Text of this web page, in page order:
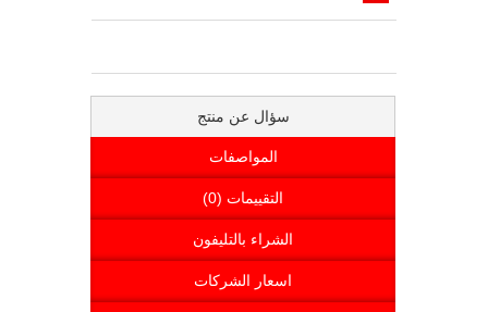
سؤال عن منتج
المواصفات
التقييمات (0)
الشراء بالتليفون
اسعار الشركات